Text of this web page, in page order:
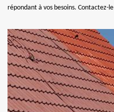
répondant à vos besoins. Contactez-le